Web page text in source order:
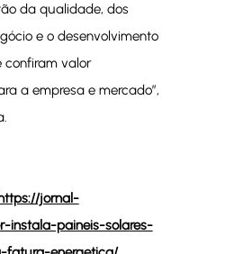
da qualidade, dos
e o desenvolvimento
confiram valor
a empresa e mercado”,
jornal-
instala-paineis-solares-